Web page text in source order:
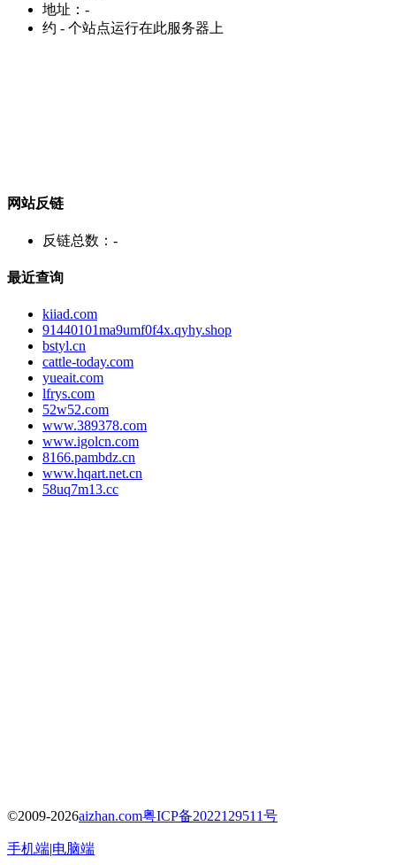
地址： -
约 - 个站点运行在此服务器上
网站反链
反链总数： -
最近查询
kiiad.com
91440101ma9umf0f4x.qyhy.shop
bstyl.cn
cattle-today.com
yueait.com
lfrys.com
52w52.com
www.389378.com
www.igolcn.com
8166.pambdz.cn
www.hqart.net.cn
58uq7m13.cc
©2009-2026aizhan.com粤ICP备2022129511号
手机端|电脑端